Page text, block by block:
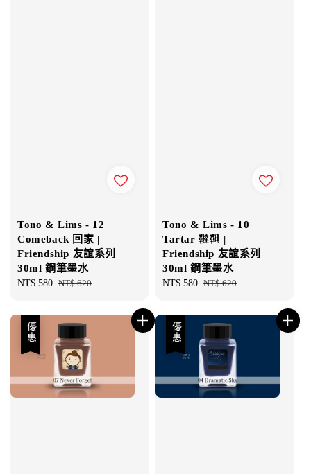
Tono & Lims - 12
Comeback 回家 |
Friendship 友誼系列
30ml 鋼筆墨水
Sale
NT$ 580 Regular
NT$ 620
Tono & Lims - 10
Tartar 韃靼 |
Friendship 友誼系列
30ml 鋼筆墨水
Sale
NT$ 580 Regular
NT$ 620
優惠 優惠